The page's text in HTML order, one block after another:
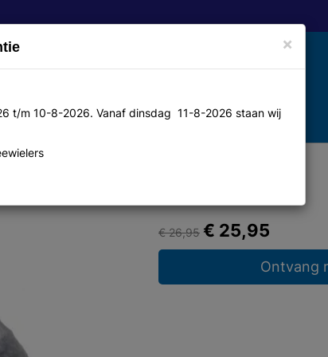
Contact
€ 26,95 € 25,95
Ontvang
×
t/m 10-8-2026. Vanaf dinsdag 11-8-2026 staan wij